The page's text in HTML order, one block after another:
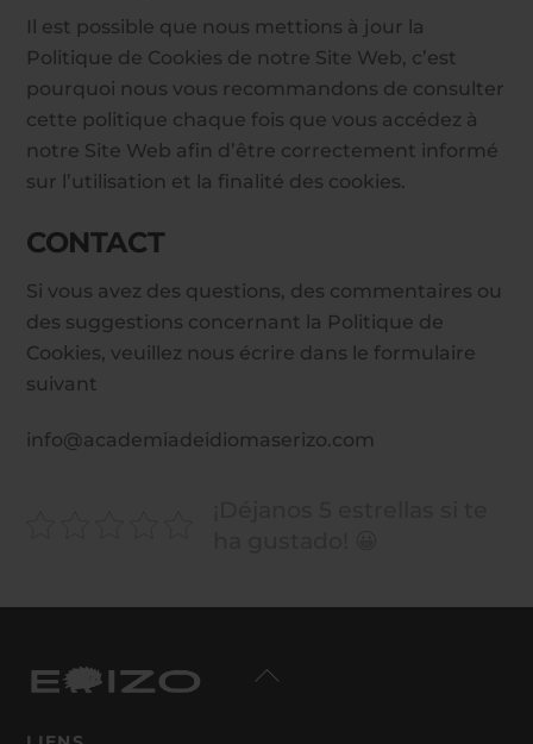
Il est possible que nous mettions à jour la
Politique de Cookies de notre Site Web, c’est
pourquoi nous vous recommandons de consulter
cette politique chaque fois que vous accédez à
notre Site Web afin d’être correctement informé
sur l’utilisation et la finalité des cookies.
CONTACT
Si vous avez des questions, des commentaires ou
des suggestions concernant la Politique de
Cookies, veuillez nous écrire dans le formulaire
suivant
info@academiadeidiomaserizo.com
Back